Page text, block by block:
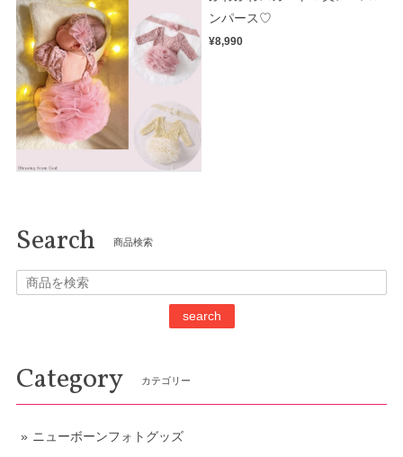
ンパース♡
¥8,990
Search 商品検索
search
Category カテゴリー
ニューボーンフォトグッズ